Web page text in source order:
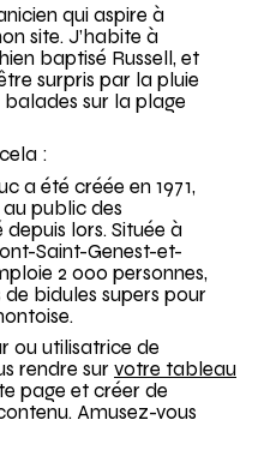
qui aspire à
site. J’habite à
baptisé Russell, et
surpris par la pluie
sur la plage
:
a été créée en 1971,
public des
lors. Située à
Saint-Genest-et-
2 000 personnes,
bidules supers pour
ou utilisatrice de
rendre sur votre tableau
page et créer de
Amusez-vous